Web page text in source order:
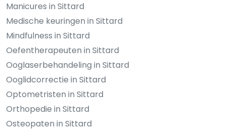
Manicures in Sittard
Medische keuringen in Sittard
Mindfulness in Sittard
Oefentherapeuten in Sittard
Ooglaserbehandeling in Sittard
Ooglidcorrectie in Sittard
Optometristen in Sittard
Orthopedie in Sittard
Osteopaten in Sittard